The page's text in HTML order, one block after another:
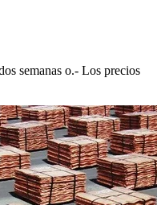
semanas o.- Los precios